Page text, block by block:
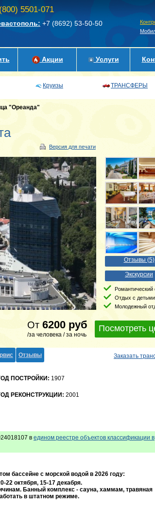
5501-071
+7 (8692) 53-50-50
Акции Услуги
Круизы ТРАНСФЕРЫ
"Ореанда"
Версия для печати
Отзывы (5)
Экскурсии
Романтический
Отдых с детьми
Молодежный
Посмотреть
От 6200 руб
/за человека / за ночь
Отзывы Заказать
ПОСТРОЙКИ: 1907
РЕКОНСТРУКЦИИ: 2001
в едином реестре объектов классификации в
бассейне с морской водой в 2026 году:
22 октября, 15-17 декабря.
Банный комплекс - сауна, хаммам, травяная
в штатном режиме.